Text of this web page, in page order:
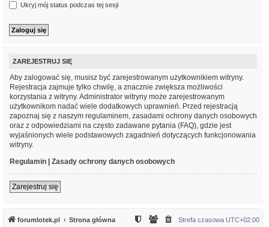
Ukryj mój status podczas tej sesji
ZAREJESTRUJ SIĘ
Aby zalogować się, musisz być zarejestrowanym użytkownikiem witryny.
Rejestracja zajmuje tylko chwilę, a znacznie zwiększa możliwości
korzystania z witryny. Administrator witryny może zarejestrowanym
użytkownikom nadać wiele dodatkowych uprawnień. Przed rejestracją
zapoznaj się z naszym regulaminem, zasadami ochrony danych osobowych
oraz z odpowiedziami na często zadawane pytania (FAQ), gdzie jest
wyjaśnionych wiele podstawowych zagadnień dotyczących funkcjonowania
witryny.
Regulamin
Zasady ochrony danych osobowych
Zarejestruj się
forumlotek.pl Strona główna Strefa czasowa UTC+02:00